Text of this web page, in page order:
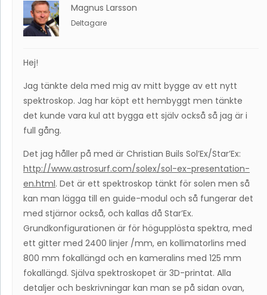
Magnus Larsson
Deltagare
Hej!
Jag tänkte dela med mig av mitt bygge av ett nytt
spektroskop. Jag har köpt ett hembyggt men tänkte
det kunde vara kul att bygga ett själv också så jag är i
full gång.
Det jag håller på med är Christian Buils Sol’Ex/Star’Ex:
http://www.astrosurf.com/solex/sol-ex-presentation-
en.html. Det är ett spektroskop tänkt för solen men så
kan man lägga till en guide-modul och så fungerar det
med stjärnor också, och kallas då Star’Ex.
Grundkonfigurationen är för högupplösta spektra, med
ett gitter med 2400 linjer /mm, en kollimatorlins med
800 mm fokallängd och en kameralins med 125 mm
fokallängd. Själva spektroskopet är 3D-printat. Alla
detaljer och beskrivningar kan man se på sidan ovan,